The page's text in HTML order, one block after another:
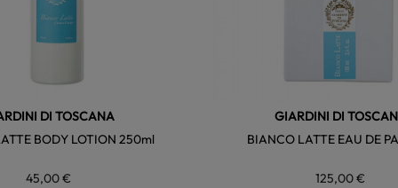
DI TOSCANA
BODY LOTION 250ml
45,00 €
GIARDINI DI
BIANCO LATTE EAU DE
125,00 €